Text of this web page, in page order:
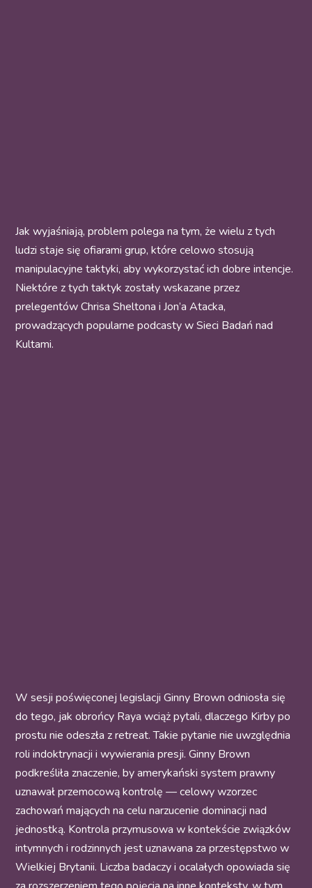
Jak wyjaśniają, problem polega na tym, że wielu z tych
ludzi staje się ofiarami grup, które celowo stosują
manipulacyjne taktyki, aby wykorzystać ich dobre intencje.
Niektóre z tych taktyk zostały wskazane przez
prelegentów Chrisa Sheltona i Jon’a Atacka,
prowadzących popularne podcasty w Sieci Badań nad
Kultami.
W sesji poświęconej legislacji Ginny Brown odniosła się
do tego, jak obrońcy Raya wciąż pytali, dlaczego Kirby po
prostu nie odeszła z retreat. Takie pytanie nie uwzględnia
roli indoktrynacji i wywierania presji. Ginny Brown
podkreśliła znaczenie, by amerykański system prawny
uznawał przemocową kontrolę — celowy wzorzec
zachowań mających na celu narzucenie dominacji nad
jednostką. Kontrola przymusowa w kontekście związków
intymnych i rodzinnych jest uznawana za przestępstwo w
Wielkiej Brytanii. Liczba badaczy i ocalałych opowiada się